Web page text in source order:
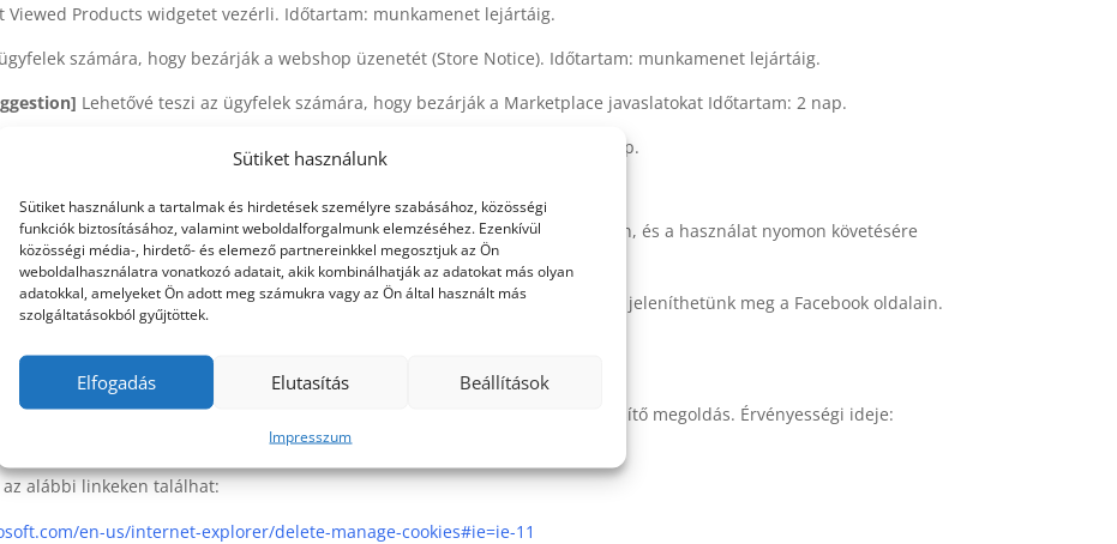
Sütiket használunk
Sütiket használunk a tartalmak és hirdetések személyre szabásához, közösségi
funkciók biztosításához, valamint weboldalforgalmunk elemzéséhez. Ezenkívül
közösségi média-, hirdető- és elemező partnereinkkel megosztjuk az Ön
weboldalhasználatra vonatkozó adatait, akik kombinálhatják az adatokat más olyan
adatokkal, amelyeket Ön adott meg számukra vagy az Ön által használt más
szolgáltatásokból gyűjtöttek.
Elfogadás Elutasítás Beállítások
Impresszum
Viewed Products widgetet vezérli. Időtartam: munkamenet lejártáig.
számára, hogy bezárják a webshop üzenetét (Store Notice). Időtartam: munkamenet lejártáig.
Lehetővé teszi az ügyfelek számára, hogy bezárják a Marketplace javaslatokat Időtartam: 2 nap.
Javaslat elutasítások száma, ha engedélyezve van Időtartam: 1 hónap.
tárol. Ez csak az irányítópult (/wp-admin) területen van használatban, és a használat nyomon követésére
lejártáig.
hatékonyságát segítő technológiája, amellyel személyre szabott ajánlatokat jeleníthetünk meg a Facebook oldalain.
adatait, a felhasználók demográfiai adatait és érdeklődési köreit összesítő megoldás. Érvényességi ideje:
alábbi linkeken találhat:
en-us/internet-explorer/delete-manage-cookies#ie=ie-11